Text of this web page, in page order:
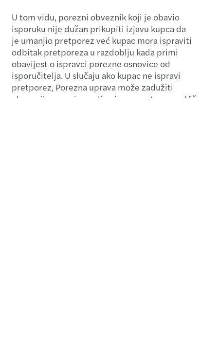
U tom vidu, porezni obveznik koji je obavio
isporuku nije dužan prikupiti izjavu kupca da
je umanjio pretporez već kupac mora ispraviti
odbitak pretporeza u razdoblju kada primi
obavijest o ispravci porezne osnovice od
isporučitelja. U slučaju ako kupac ne ispravi
pretporez, Porezna uprava može zadužiti
obveznika za neispravljen iznos pretporeza. Više